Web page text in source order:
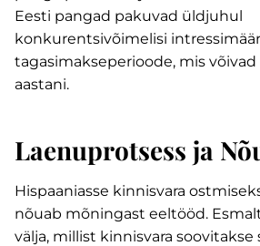
Eesti pangad pakuvad üldjuhul
konkurentsivõimelisi
tagasimakseperioode, mis
aastani.
Laenuprotsess ja
Hispaaniasse kinnisvara
nõuab mõningast eeltööd.
välja, millist kinnisvara soovitakse